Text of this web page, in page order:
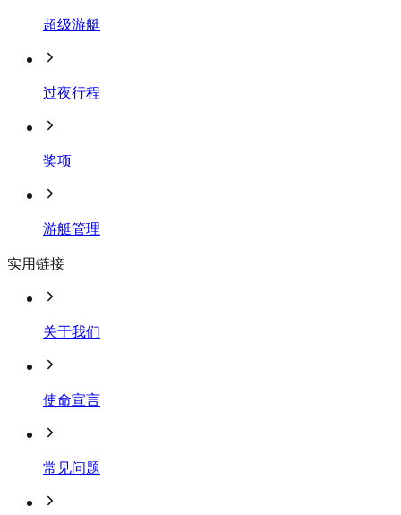
超级游艇
过夜行程
奖项
游艇管理
实用链接
关于我们
使命宣言
常见问题